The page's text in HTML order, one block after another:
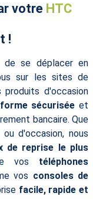
votre HTC
!
de se déplacer en
sur les sites de
produits d'occasion
sécurisée et
bancaire. Que
d'occasion, nous
de reprise le plus
vos téléphones
vos consoles de
facile, rapide et